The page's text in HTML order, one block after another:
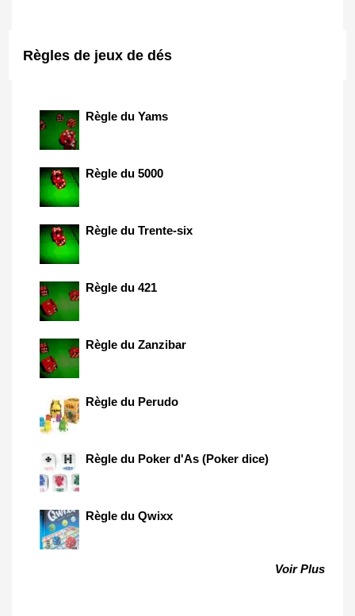
Règles de jeux de dés
Règle du Yams
Règle du 5000
Règle du Trente-six
Règle du 421
Règle du Zanzibar
Règle du Perudo
Règle du Poker d'As (Poker dice)
Règle du Qwixx
Voir Plus